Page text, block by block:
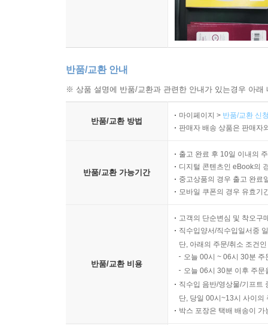
반품/교환 안내
※ 상품 설명에 반품/교환과 관련한 안내가 있는경우 아
반품/교환 방법
마이페이지 > 반품/교환 신
판매자 배송 상품은 판매자
반품/교환 가능기간
출고 완료 후 10일 이내의
디지털 콘텐츠인 eBook의
중고상품의 경우 출고 완료
모바일 쿠폰의 경우 유효기
반품/교환 비용
고객의 단순변심 및 착오구
직수입양서/직수입일서중
단, 아래의 주문/취소 조건
오늘 00시 ~ 06시 30분
오늘 06시 30분 이후 주
직수입 음반/영상물/기프트
단, 당일 00시~13시 사이의
박스 포장은 택배 배송이